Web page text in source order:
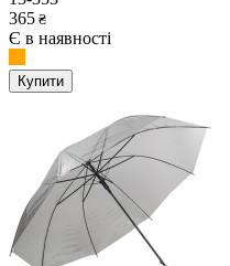
365 ₴
Є в наявності
Купити